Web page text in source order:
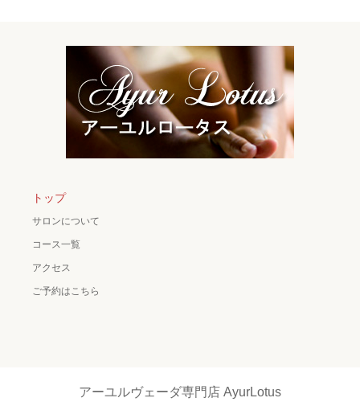
トップ
サロンについて
コース一覧
アクセス
ご予約はこちら
アーユルヴェーダ専門店 AyurLotus